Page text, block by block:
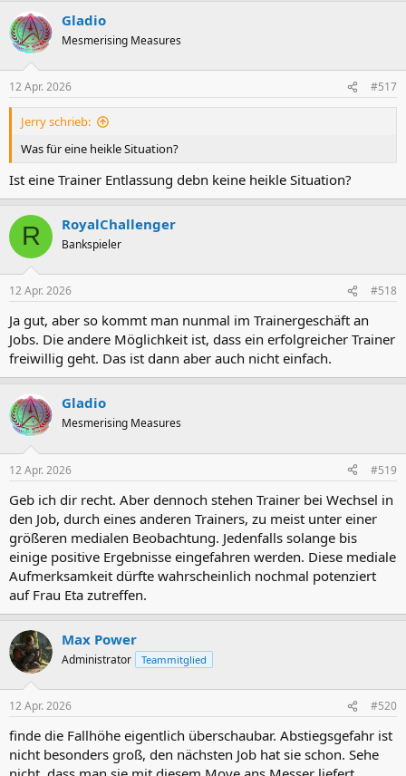
k
t
i
e
n
Gladio
Mesmerising Measures
12 Apr. 2026 #517
Jerry schrieb:
Was für eine heikle Situation?
Ist eine Trainer Entlassung debn keine heikle Situation?
R RoyalChallenger
Bankspieler
12 Apr. 2026 #518
Ja gut, aber so kommt man nunmal im Trainergeschäft an
Jobs. Die andere Möglichkeit ist, dass ein erfolgreicher Trainer
freiwillig geht. Das ist dann aber auch nicht einfach.
Gladio
Mesmerising Measures
12 Apr. 2026 #519
Geb ich dir recht. Aber dennoch stehen Trainer bei Wechsel in
den Job, durch eines anderen Trainers, zu meist unter einer
größeren medialen Beobachtung. Jedenfalls solange bis
einige positive Ergebnisse eingefahren werden. Diese mediale
Aufmerksamkeit dürfte wahrscheinlich nochmal potenziert
auf Frau Eta zutreffen.
Max Power
Administrator Teammitglied
12 Apr. 2026 #520
finde die Fallhöhe eigentlich überschaubar. Abstiegsgefahr ist
nicht besonders groß, den nächsten Job hat sie schon. Sehe